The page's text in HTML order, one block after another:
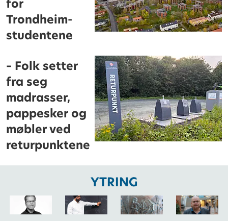
for
Trondheim-
studentene
– Folk setter
fra seg
madrasser,
pappesker og
møbler ved
returpunktene
YTRING